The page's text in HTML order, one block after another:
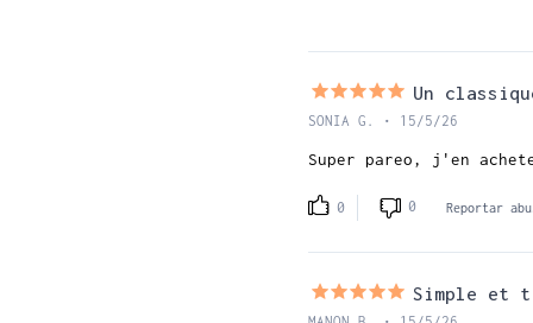
Un
SONIA G. • 15/5/26
Super pareo, j'en
0 0 Reportar
Simple et